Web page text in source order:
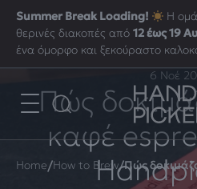
Summer Break Loading!
Η
θερινές διακοπές από12 έως 19
ένα όμορφο και ξεκούραστο
Home/How to Brew/Πώς
6 Νοέ
Πώς
καφέ